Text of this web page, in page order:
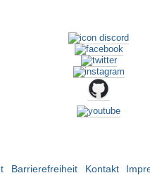
Barrierefreiheit Kontakt